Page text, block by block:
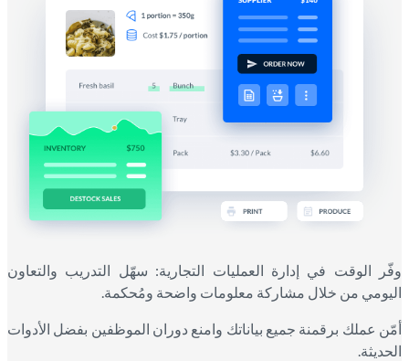
وفّر الوقت في إدارة العمليات التجارية: سهّل التدريب والتعاون
اليومي من خلال مشاركة معلومات واضحة ومُحكمة.
أمّن عملك برقمنة جميع بياناتك وامنع دوران الموظفين بفضل الأدوات
الحديثة.